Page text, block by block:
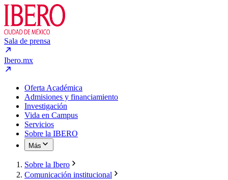
Sala de prensa
Ibero.mx
Oferta Académica
Admisiones y financiamiento
Investigación
Vida en Campus
Servicios
Sobre la IBERO
Más
Sobre la Ibero
Comunicación institucional